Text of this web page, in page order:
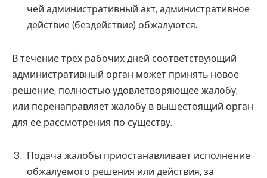
чей административный акт, административное
действие (бездействие) обжалуются.
В течение трёх рабочих дней соответствующий
административный орган может принять новое
решение, полностью удовлетворяющее жалобу,
или перенаправляет жалобу в вышестоящий орган
для ее рассмотрения по существу.
Подача жалобы приостанавливает исполнение
обжалуемого решения или действия, за